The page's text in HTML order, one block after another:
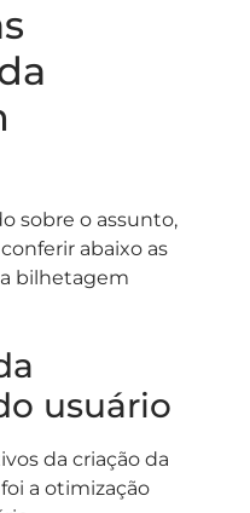
sobre o assunto,
abaixo as
bilhetagem
usuário
da criação da
a otimização